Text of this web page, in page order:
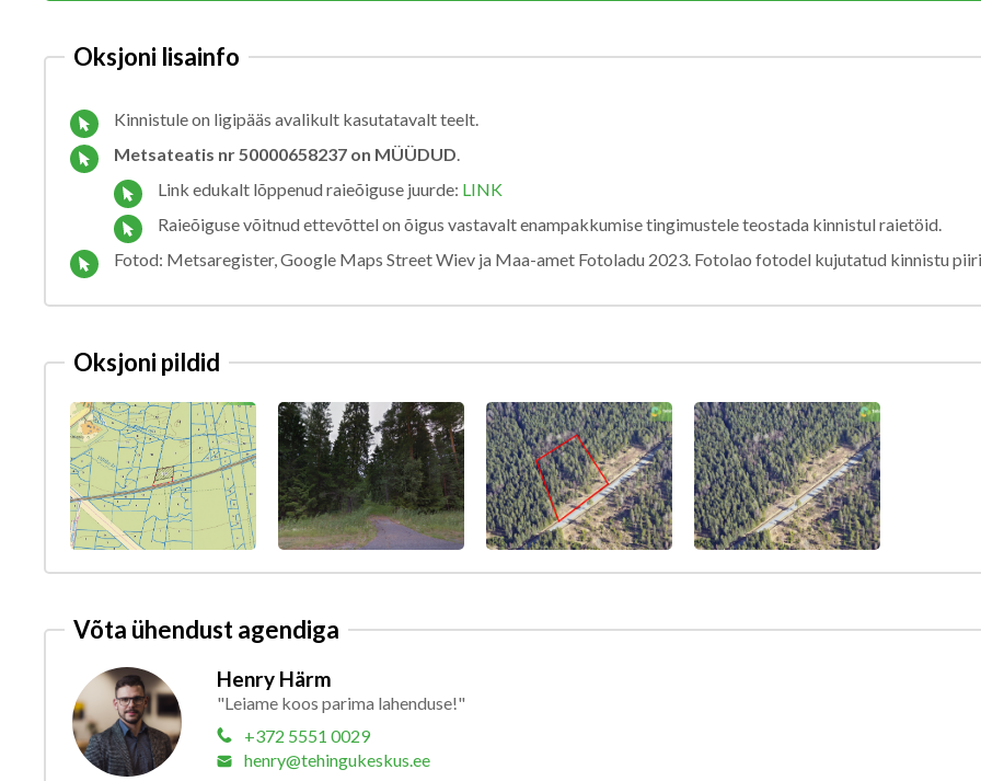
Oksjoni lisainfo
Kinnistule on ligipääs avalikult kasutatavalt teelt.
Metsateatis nr 50000658237 on MÜÜDUD.
Link edukalt lõppenud raieõiguse juurde: LINK
Raieõiguse võitnud ettevõttel on õigus vastavalt enampakkumise tingimustele teostada kinnistul raietöid.
Fotod: Metsaregister, Google Maps Street Wiev ja Maa-amet Fotoladu 2023. Fotolao fotodel kujutatud kinnistu
Oksjoni pildid
Võta ühendust agendiga
Henry Härm
"Leiame koos parima lahenduse!"
+372 5551 0029
henry@tehingukeskus.ee